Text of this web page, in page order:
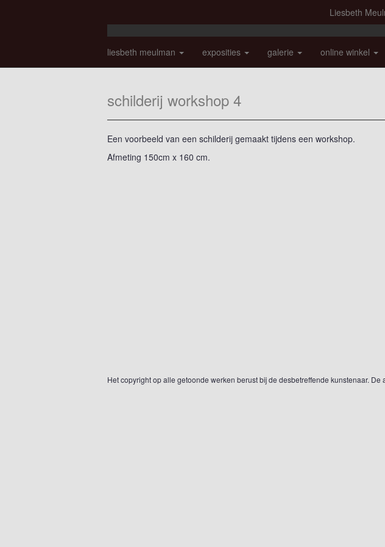
Liesbeth
liesbeth meulman exposities galerie online winkel
schilderij workshop 4
Een voorbeeld van een schilderij gemaakt tijdens een workshop.
Afmeting 150cm x 160 cm.
Het copyright op alle getoonde werken berust bij de desbetreffende kunstenaar.